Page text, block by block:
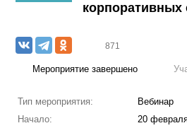
корпоративных
871
Мероприятие завершено
Тип мероприятия:
Вебинар
Начало:
20